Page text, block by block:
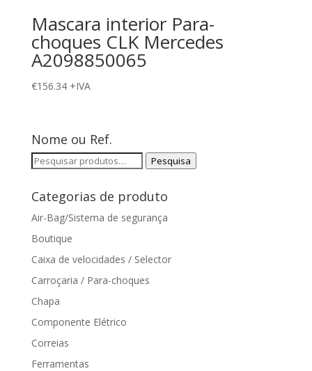
Mascara interior Para-
choques CLK Mercedes
A2098850065
€156.34 +IVA
Nome ou Ref.
Pesquisar
Pesquisa
Categorias de produto
Air-Bag/Sistema de segurança
Boutique
Caixa de velocidades / Selector
Carroçaria / Para-choques
Chapa
Componente Elétrico
Correias
Ferramentas